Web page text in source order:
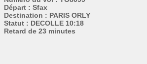
Départ : Sfax
Destination : PARIS ORLY
Statut : DECOLLE 10:18
Retard de 23 minutes